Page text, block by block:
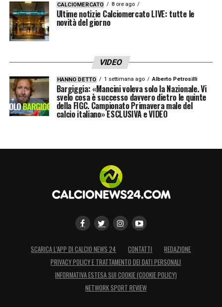
CALCIOMERCATO 8 ore ago
Ultime notizie Calciomercato LIVE: tutte le
novità del giorno
VIDEO
HANNO DETTO 1 settimana ago Alberto Petrosilli
Bargiggia: «Mancini voleva solo la Nazionale. Vi
svelo cosa è successo davvero dietro le quinte
della FIGC. Campionato Primavera male del
calcio italiano» ESCLUSIVA e VIDEO
SCARICA L’APP DI CALCIO NEWS 24 CONTATTI
REDAZIONE
PRIVACY POLICY E TRATTAMENTO DEI DATI PERSONALI
INFORMATIVA ESTESA SUI COOKIE (COOKIE POLICY)
NETWORK SPORT REVIEW